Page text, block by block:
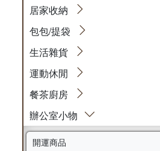
居家收納
包包/提袋
生活雜貨
運動休閒
餐茶廚房
辦公室小物
開運商品